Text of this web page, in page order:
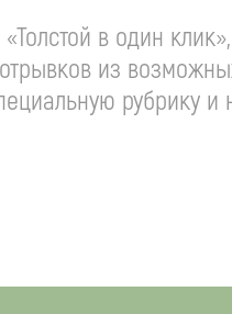
в один
из
рубрику и